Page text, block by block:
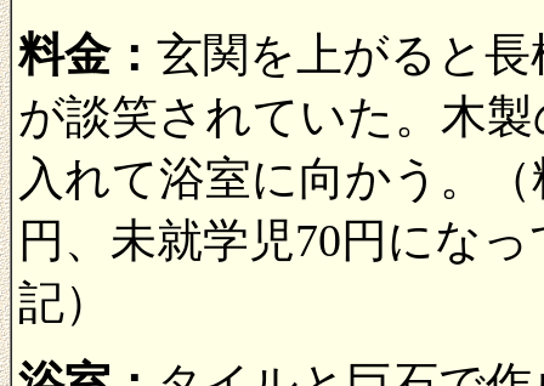
料金： 玄関を上がると
が談笑されていた。木
入れて浴室に向かう。
円、未就学児70円にな
記）